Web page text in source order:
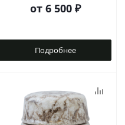
от 6 500 ₽
Подробнее